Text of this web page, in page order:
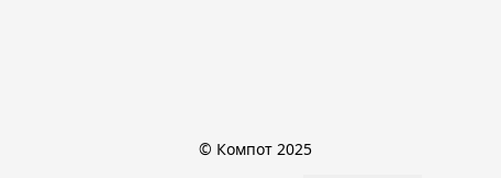
© Компот 2025